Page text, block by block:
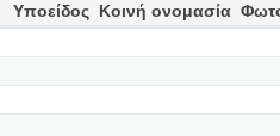
Υποείδος Κοινή ονομασία